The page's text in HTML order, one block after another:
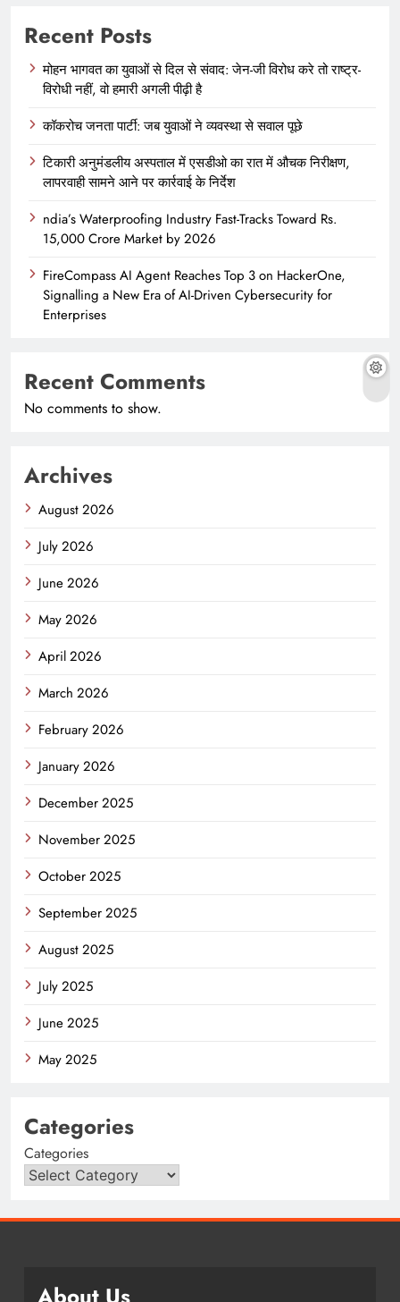
Recent Posts
मोहन भागवत का युवाओं से दिल से संवाद: जेन-जी विरोध करे तो राष्ट्र-
विरोधी नहीं, वो हमारी अगली पीढ़ी है
कॉकरोच जनता पार्टी: जब युवाओं ने व्यवस्था से सवाल पूछे
टिकारी अनुमंडलीय अस्पताल में एसडीओ का रात में औचक निरीक्षण,
लापरवाही सामने आने पर कार्रवाई के निर्देश
ndia’s Waterproofing Industry Fast-Tracks Toward Rs.
15,000 Crore Market by 2026
FireCompass AI Agent Reaches Top 3 on HackerOne,
Signalling a New Era of AI-Driven Cybersecurity for
Enterprises
Recent Comments
No comments to show.
Archives
August 2026
July 2026
June 2026
May 2026
April 2026
March 2026
February 2026
January 2026
December 2025
November 2025
October 2025
September 2025
August 2025
July 2025
June 2025
May 2025
Categories
Categories